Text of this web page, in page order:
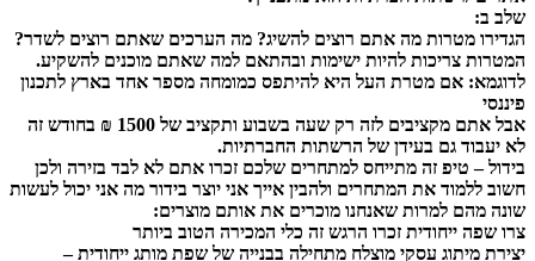
שלב ב:
הגדירו מטרות מה אתם רוצים להשיג? מה הערכים שאתם רוצים לשדר?
המטרות צריכות להיות ישימות ובהתאם למה שאתם מוכנים להשקיע.
לדוגמא: אם מטרת העל היא להיתפס כמומחה מספר אחד בארץ לתכנון
פיננסי
אבל אתם מקציבים לזה רק שעה בשבוע ותקציב של 1500 ₪ בחודש זה
לא יעבוד גם בעידן של הרשתות החברתיות.
בידול –טיפ זה מתייחס למתחרים שלכם זכרו אתם לא לבד בזירה ולכן
חשוב ללמוד את המתחרים ולהבין אייך אני יוצר בידור מה אני יכול לעשות
שונה מהם למרות שאנחנו מוכרים את אותם מוצרים:
צרו שפה ייחודית זכרו הרגש זה כלי המכירה הטוב ביותר
יצירת מיתוג עסקי מוצלח מתחילה בבנייה של שפת מותג ייחודית –